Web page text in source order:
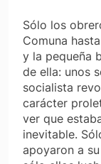
Sólo los
Comuna
y la pequeña
de ella: unos
socialista
carácter
ver que
inevitable.
apoyaron a